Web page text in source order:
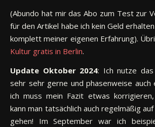
(Abundo hat mir das Abo zum Test zur
für den Artikel habe ich kein Geld
komplett meiner eigenen Erfahrung).
Kultur gratis in Berlin.
Update Oktober 2024: Ich nutze
sehr sehr gerne und phasenweise auch
ich muss mein Fazit etwas
kann man tatsächlich auch regelmäßig
gehen! Im September war ich